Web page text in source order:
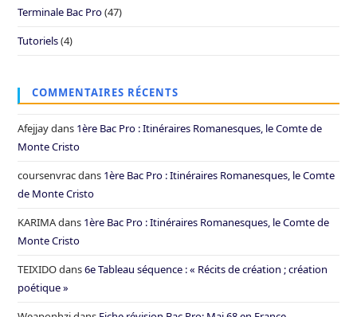
Terminale Bac Pro(47)
Tutoriels(4)
COMMENTAIRES RÉCENTS
Afejjaydans 1ère Bac Pro : Itinéraires Romanesques, le Comte de
Monte Cristo
coursenvracdans 1ère Bac Pro : Itinéraires Romanesques, le Comte
de Monte Cristo
KARIMAdans 1ère Bac Pro : Itinéraires Romanesques, le Comte de
Monte Cristo
TEIXIDOdans6e Tableau séquence : « Récits de création ; création
poétique »